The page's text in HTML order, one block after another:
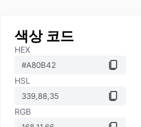
색상 코드
HEX
HSL
RGB